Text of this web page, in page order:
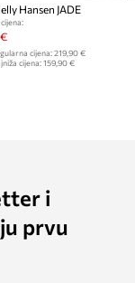
Hansen JADE
cijena: 219,90 €
cijena: 159,90 €
i
prvu